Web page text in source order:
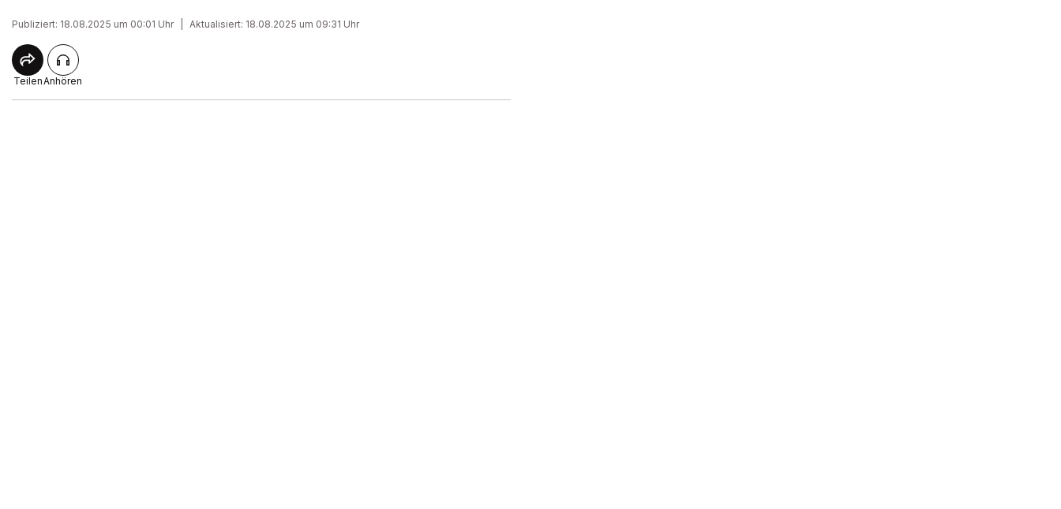
Publiziert: 18.08.2025 um 00:01 Uhr Aktualisiert: 18.08.2025 um 09:31 Uhr
TeilenAnhören